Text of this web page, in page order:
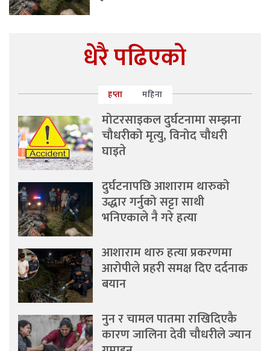
धेरै पढिएको
हप्ता महिना
मोटरसाइकल दुर्घटनामा सम्झना
चौधरीको मृत्यु, विनोद चौधरी
घाइते
दुर्घटनापछि आशाराम थारुको
उद्धार गर्नुको सट्टा साथी
भनिएकाले नै गरे हत्या
आशाराम थारु हत्या प्रकरणमा
आरोपीले प्रहरी समक्ष दिए दर्दनाक
बयान
नुन र चामल पातमा राखिदिएकै
कारण जालिना देवी चौधरीले ज्यान